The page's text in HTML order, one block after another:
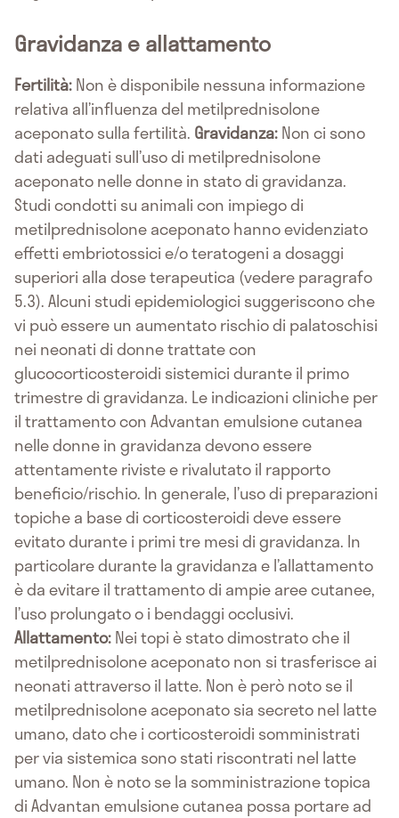
Gravidanza e allattamento
Fertilità:Non è disponibile nessuna informazione
relativa all’influenza del metilprednisolone
aceponato sulla fertilità. Gravidanza:Non ci sono
dati adeguati sull’uso di metilprednisolone
aceponato nelle donne in stato di gravidanza.
Studi condotti su animali con impiego di
metilprednisolone aceponato hanno evidenziato
effetti embriotossici e/o teratogeni a dosaggi
superiori alla dose terapeutica (vedere paragrafo
5.3). Alcuni studi epidemiologici suggeriscono che
vi può essere un aumentato rischio di palatoschisi
nei neonati di donne trattate con
glucocorticosteroidi sistemici durante il primo
trimestre di gravidanza. Le indicazioni cliniche per
il trattamento con Advantan emulsione cutanea
nelle donne in gravidanza devono essere
attentamente riviste e rivalutato il rapporto
beneficio/rischio. In generale, l’uso di preparazioni
topiche a base di corticosteroidi deve essere
evitato durante i primi tre mesi di gravidanza. In
particolare durante la gravidanza e l’allattamento
è da evitare il trattamento di ampie aree cutanee,
l’uso prolungato o i bendaggi occlusivi.
Allattamento:Nei topi è stato dimostrato che il
metilprednisolone aceponato non si trasferisce ai
neonati attraverso il latte. Non è però noto se il
metilprednisolone aceponato sia secreto nel latte
umano, dato che i corticosteroidi somministrati
per via sistemica sono stati riscontrati nel latte
umano. Non è noto se la somministrazione topica
di Advantan emulsione cutanea possa portare ad